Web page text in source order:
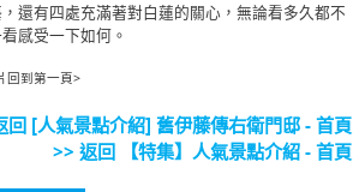
還有四處充滿著對白蓮的關心，無論看多久都不
感受一下如何。
回到第一頁>
回 [人氣景點介紹] 舊伊藤傳右衛門邸 - 首頁
>> 返回 【特集】人氣景點介紹 - 首頁